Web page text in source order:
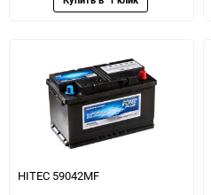
HITEC 59042MF